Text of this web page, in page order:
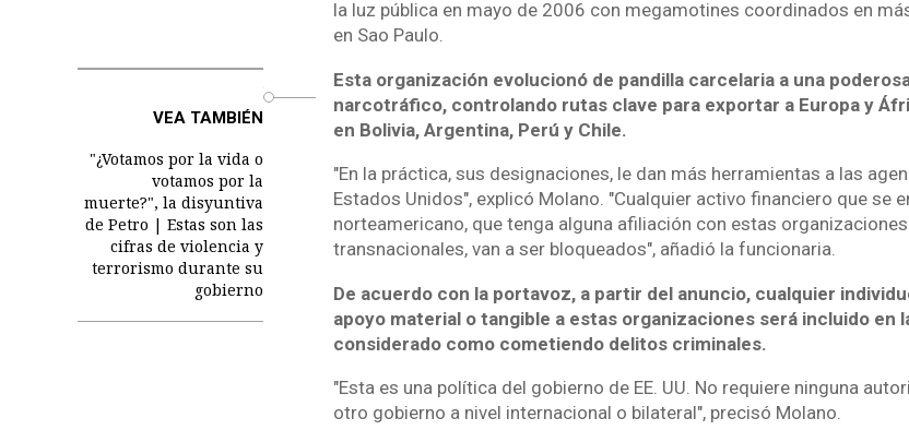
la luz pública en mayo de 2006 con megamotines coordinados en
en Sao Paulo.
VEA TAMBIÉN
"¿Votamos por la vida o
votamos por la
muerte?", la disyuntiva
de Petro | Estas son las
cifras de violencia y
terrorismo durante su
gobierno
Esta organización evolucionó de pandilla carcelaria a una
narcotráfico, controlando rutas clave para exportar a Europa y
en Bolivia, Argentina, Perú y Chile.
"En la práctica, sus designaciones, le dan más herramientas a las
Estados Unidos", explicó Molano. "Cualquier activo financiero que se
norteamericano, que tenga alguna afiliación con estas
transnacionales, van a ser bloqueados", añadió la funcionaria.
De acuerdo con la portavoz, a partir del anuncio, cualquier
apoyo material o tangible a estas organizaciones será incluido en
considerado como cometiendo delitos criminales.
"Esta es una política del gobierno de EE. UU. No requiere ninguna
otro gobierno a nivel internacional o bilateral", precisó Molano.